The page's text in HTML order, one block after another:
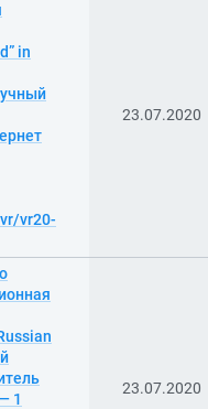
in
vr20-
23.07.2020
1
23.07.2020